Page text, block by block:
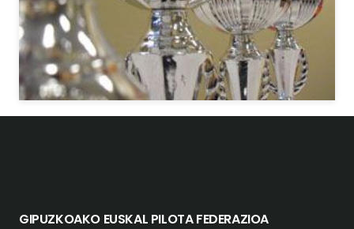
GIPUZKOAKO EUSKAL PILOTA FEDERAZIOA